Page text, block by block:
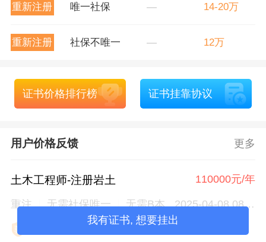
重新注册 唯一社保 — 14-20万
重新注册 社保不唯一 — 12万
证书价格排行榜 证书挂靠协议
用户价格反馈 更多
土木工程师-注册岩土 110000元/年
重注 无需社保唯一 无需B本 2025-04-08 08:29

我有证书, 想要挂出